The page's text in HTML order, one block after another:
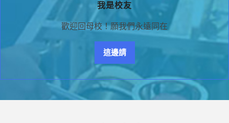
我是校友
歡迎回母校！願我們永遠同在
這邊請